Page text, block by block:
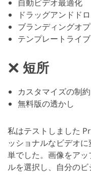
自動ビデオ最適化
ドラッグアンドド
ブランディングオ
テンプレートライ
短所
カスタマイズの制約
無料版の透かし
私はテストしました
ッショナルなビデオ
単でした。画像をア
ルを選択し、自分の